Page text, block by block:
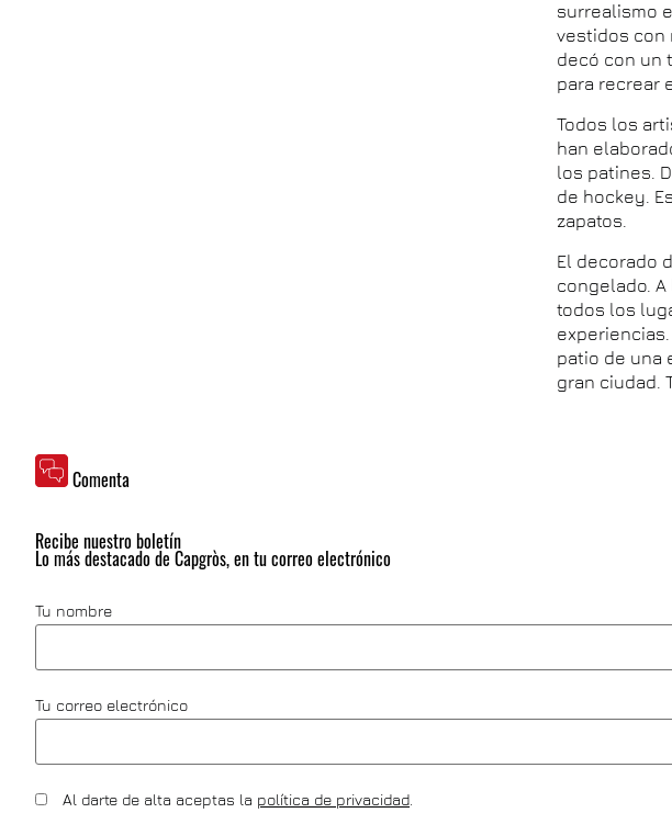
surrealismo
vestidos con
decó con un
para recrear
Todos los
han
los patines.
de hockey.
zapatos.
El decorado
congelado.
todos los
patio de una
gran ciudad.
Comenta
Recibe nuestro boletín
Lo más destacado de Capgròs, en tu correo electrónico
Tu nombre
Tu correo electrónico
Al darte de alta aceptas la política de privacidad